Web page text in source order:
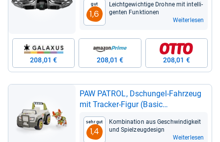
Gut
1,6
Leicht­ge­wich­tige Drohne mit intel­li­
gen­ten Funk­tio­nen
Weiterlesen
208,01 € 208,01 € 208,01 €
PAW PATROL, Dschun­gel-​Fahr­zeug
mit Tra­cker-​Figur (Basic
Vehicle/Basis Fahr­zeug), Spiel­zeu­g­
auto, ab 3 Jah­ren
Sehr gut
1,4
Kom­bi­na­tion aus Geschwin­dig­keit
und Spiel­zeug­de­sign
Weiterlesen